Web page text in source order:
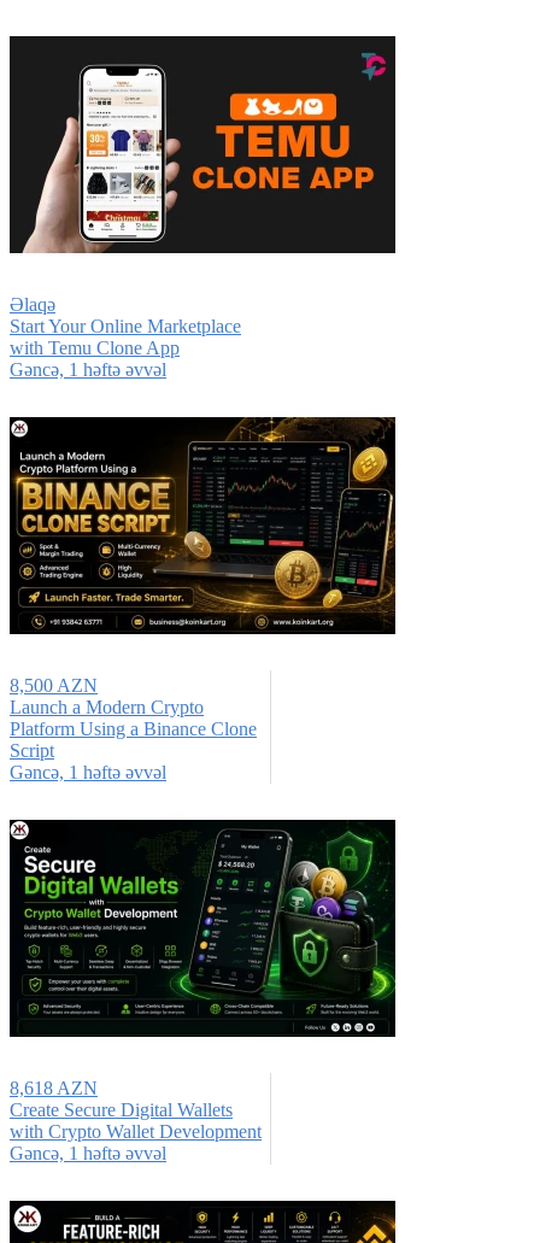
Əlaqə
Start Your Online Marketplace
with Temu Clone App
Gǝncǝ, 1 həftə əvvəl
8,500 AZN
Launch a Modern Crypto
Platform Using a Binance Clone
Script
Gǝncǝ, 1 həftə əvvəl
8,618 AZN
Create Secure Digital Wallets
with Crypto Wallet Development
Gǝncǝ, 1 həftə əvvəl